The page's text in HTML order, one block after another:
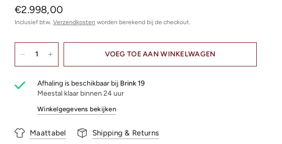
€2.998,00
Inclusief btw. Verzendkosten worden berekend bij de checkout.
VOEG TOE AAN WINKELWAGEN
Afhaling is beschikbaar bij Brink 19
Meestal klaar binnen 24 uur
Winkelgegevens bekijken
Maattabel Shipping & Returns